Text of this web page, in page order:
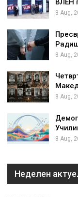
ВЛЕН
8 Aug,
8 Aug,
8 Aug,
8 Aug,
Неделен